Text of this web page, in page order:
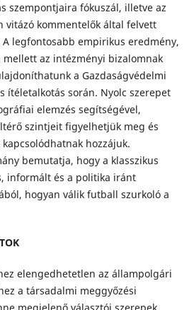
szempontjaira fókuszál, illetve az
vitázó kommentelők által felvett
legfontosabb empirikus eredmény,
az intézményi bizalomnak
a Gazdaságvédelmi
ítéletalkotás során. Nyolc szerepet
elemzés segítségével,
szintjeit figyelhetjük meg és
hozzájuk.
bemutatja, hogy a klasszikus
informált és a politika iránt
hogyan válik futball szurkoló a
elengedhetetlen az állampolgári
a társadalmi meggyőzési